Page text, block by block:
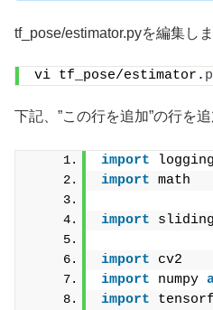
tf_pose/estimator.pyを編集しま
vi tf_pose/estimator.
下記、”この行を追加”の行を追
import logging
import math
import
import cv2
import numpy
import